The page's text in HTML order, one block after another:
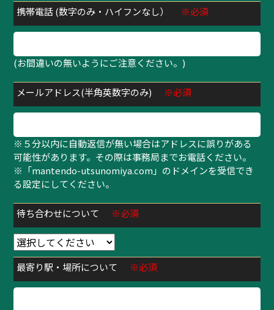
携帯電話 (数字のみ・ハイフンなし） ※必須
(お間違いの無いようにご注意ください。)
メールアドレス(半角英数字のみ) ※必須
※５分以内に自動返信が無い場合はアドレスに誤りがある
可能性があります。その際は事務局までお電話ください。
※「mantendo-utsunomiya.com」のドメインを受信でき
る設定にしてください。
待ち合わせについて ※必須
最寄り駅・場所について ※必須